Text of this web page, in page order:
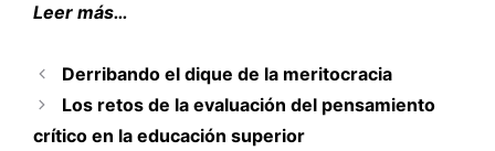
Leer más…
Derribando el dique de la meritocracia
Los retos de la evaluación del pensamiento
crítico en la educación superior